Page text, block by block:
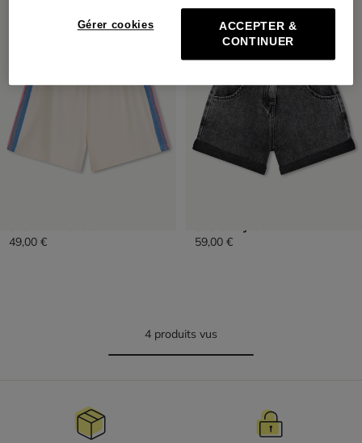
49,00 €
59,00 €
4 produits vus
Gérer cookies
ACCEPTER &
CONTINUER